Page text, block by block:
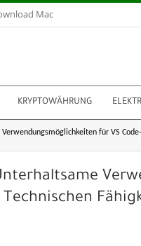
Mac
KRYPTOWÄHRUNG
für VS